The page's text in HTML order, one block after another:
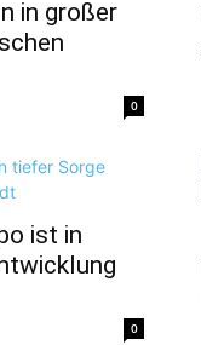
in großer
0
ist in
0